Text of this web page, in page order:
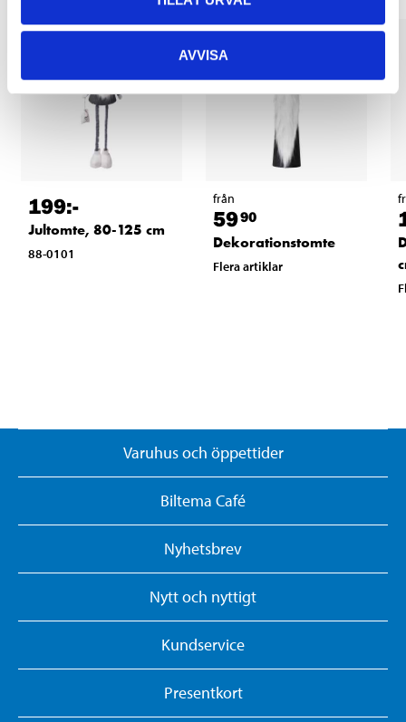
AVVISA
199:-
Jultomte, 80-125 cm
88-0101
från
5990
Dekorationstomte
Flera artiklar
Varuhus och öppettider
Biltema Café
Nyhetsbrev
Nytt och nyttigt
Kundservice
Presentkort